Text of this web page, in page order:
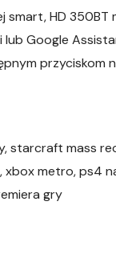
smart, HD
Google
przyciskom
starcraft mass
metro, ps4
gry